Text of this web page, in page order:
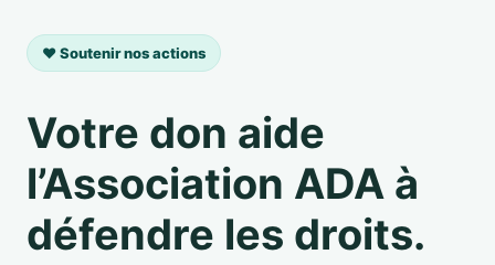
❤️ Soutenir nos actions
Votre don aide
l’Association ADA à
défendre les droits.